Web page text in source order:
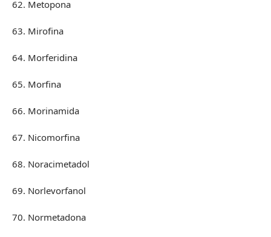
62. Metopona
63. Mirofina
64. Morferidina
65. Morfina
66. Morinamida
67. Nicomorfina
68. Noracimetadol
69. Norlevorfanol
70. Normetadona